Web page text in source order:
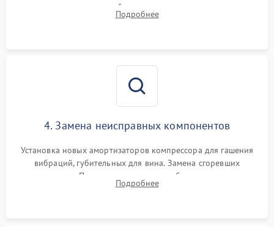
управления, отвечающей за поддержание микроклимата.
Проверка систем защиты от УФ-излучения и подсветки.
Подробнее
4. Замена неисправных компонентов
Установка новых амортизаторов компрессора для гашения
вибраций, губительных для вина. Замена сгоревших
элементов Пельтье, вентиляторов обдува, угольных
фильтров или поврежденных уплотнителей дверцы.
Подробнее